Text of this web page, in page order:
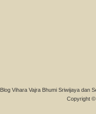
Blog Vihara Vajra Bhumi Sriwijaya dan
Copyright ©